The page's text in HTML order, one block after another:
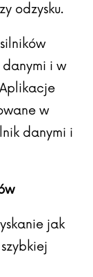
odzysku.
i w
w
danymi i
jak